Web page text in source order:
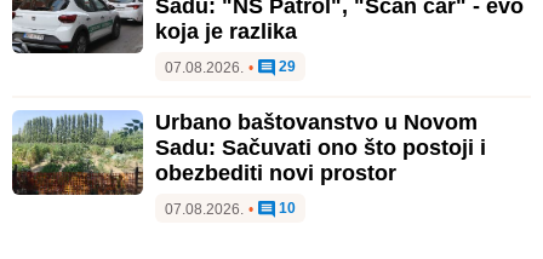
Sadu: "NS Patrol", "Scan car" - evo
koja je razlika
07.08.2026. • 29
Urbano baštovanstvo u Novom
Sadu: Sačuvati ono što postoji i
obezbediti novi prostor
07.08.2026. • 10